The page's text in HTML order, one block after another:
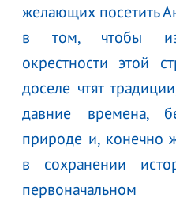
желающих посетить
в том, чтобы
окрестности этой
доселе чтят
давние времена,
природе и, конечно
в сохранении